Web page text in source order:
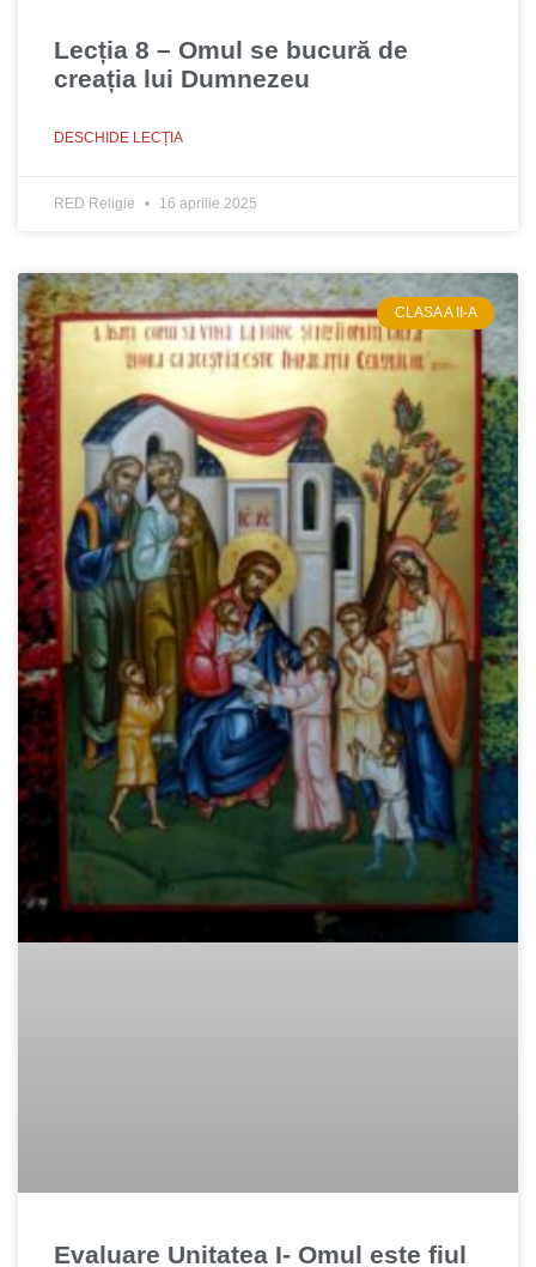
Lecția 8 – Omul se bucură de
creația lui Dumnezeu
DESCHIDE LECȚIA
RED Religie 16 aprilie 2025
CLASA A II-A
Evaluare Unitatea I- Omul este fiul